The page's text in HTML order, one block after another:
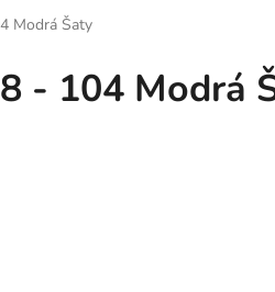
Modrá Šaty
- 104 Modrá